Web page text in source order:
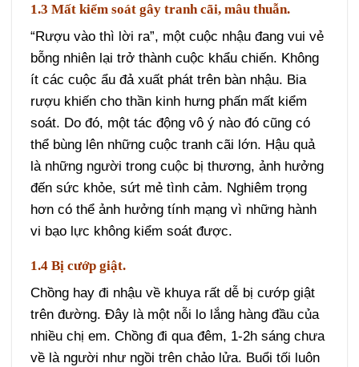
1.3 Mất kiểm soát gây tranh cãi, mâu thuẫn.
“Rượu vào thì lời ra”, một cuộc nhậu đang vui vẻ
bỗng nhiên lại trở thành cuộc khẩu chiến. Không
ít các cuộc ẩu đả xuất phát trên bàn nhậu. Bia
rượu khiến cho thần kinh hưng phấn mất kiểm
soát. Do đó, một tác động vô ý nào đó cũng có
thể bùng lên những cuộc tranh cãi lớn. Hậu quả
là những người trong cuộc bị thương, ảnh hưởng
đến sức khỏe, sứt mẻ tình cảm. Nghiêm trọng
hơn có thể ảnh hưởng tính mạng vì những hành
vi bạo lực không kiểm soát được.
1.4 Bị cướp giật.
Chồng hay đi nhậu về khuya rất dễ bị cướp giật
trên đường. Đây là một nỗi lo lắng hàng đầu của
nhiều chị em. Chồng đi qua đêm, 1-2h sáng chưa
về là người như ngồi trên chảo lửa. Buổi tối luôn